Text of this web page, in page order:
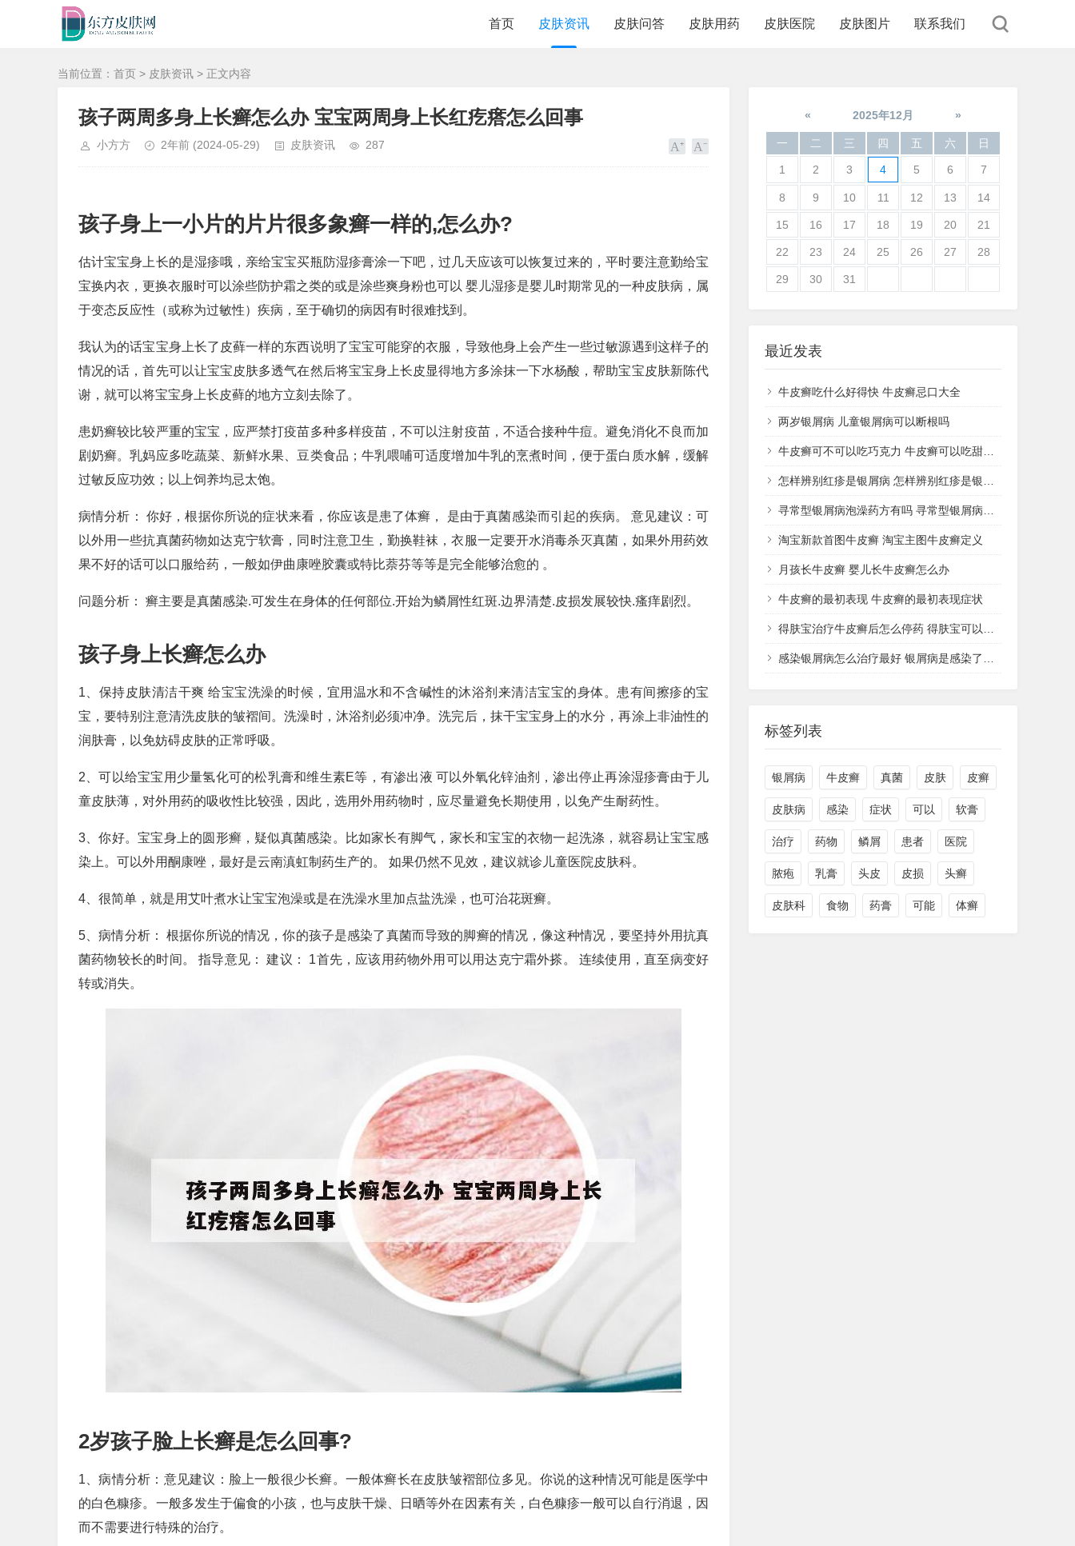
首页 皮肤资讯 皮肤问答 皮肤用药 皮肤医院 皮肤图片 联系我们
当前位置： 首页 > 皮肤资讯 > 正文内容
孩子两周多身上长癣怎么办 宝宝两周身上长红疙瘩怎么回事
小方方 2年前 (2024-05-29) 皮肤资讯 287
孩子身上一小片的片片很多象癣一样的,怎么办?
估计宝宝身上长的是湿疹哦，亲给宝宝买瓶防湿疹膏涂一下吧，过几天应该可以恢复过来的，平时要注意勤给宝
宝换内衣，更换衣服时可以涂些防护霜之类的或是涂些爽身粉也可以 婴儿湿疹是婴儿时期常见的一种皮肤病，属
于变态反应性（或称为过敏性）疾病，至于确切的病因有时很难找到。
我认为的话宝宝身上长了皮藓一样的东西说明了宝宝可能穿的衣服，导致他身上会产生一些过敏源遇到这样子的
情况的话，首先可以让宝宝皮肤多透气在然后将宝宝身上长皮显得地方多涂抹一下水杨酸，帮助宝宝皮肤新陈代
谢，就可以将宝宝身上长皮藓的地方立刻去除了。
患奶癣较比较严重的宝宝，应严禁打疫苗多种多样疫苗，不可以注射疫苗，不适合接种牛痘。避免消化不良而加
剧奶癣。乳妈应多吃蔬菜、新鲜水果、豆类食品；牛乳喂哺可适度增加牛乳的烹煮时间，便于蛋白质水解，缓解
过敏反应功效；以上饲养均忌太饱。
病情分析： 你好，根据你所说的症状来看，你应该是患了体癣， 是由于真菌感染而引起的疾病。 意见建议：可
以外用一些抗真菌药物如达克宁软膏，同时注意卫生，勤换鞋袜，衣服一定要开水消毒杀灭真菌，如果外用药效
果不好的话可以口服给药，一般如伊曲康唑胶囊或特比萘芬等等是完全能够治愈的 。
问题分析： 癣主要是真菌感染.可发生在身体的任何部位.开始为鳞屑性红斑.边界清楚.皮损发展较快.瘙痒剧烈。
孩子身上长癣怎么办
1、保持皮肤清洁干爽 给宝宝洗澡的时候，宜用温水和不含碱性的沐浴剂来清洁宝宝的身体。患有间擦疹的宝
宝，要特别注意清洗皮肤的皱褶间。洗澡时，沐浴剂必须冲净。洗完后，抹干宝宝身上的水分，再涂上非油性的
润肤膏，以免妨碍皮肤的正常呼吸。
2、可以给宝宝用少量氢化可的松乳膏和维生素E等，有渗出液 可以外氧化锌油剂，渗出停止再涂湿疹膏由于儿
童皮肤薄，对外用药的吸收性比较强，因此，选用外用药物时，应尽量避免长期使用，以免产生耐药性。
3、你好。宝宝身上的圆形癣，疑似真菌感染。比如家长有脚气，家长和宝宝的衣物一起洗涤，就容易让宝宝感
染上。可以外用酮康唑，最好是云南滇虹制药生产的。 如果仍然不见效，建议就诊儿童医院皮肤科。
4、很简单，就是用艾叶煮水让宝宝泡澡或是在洗澡水里加点盐洗澡，也可治花斑癣。
5、病情分析： 根据你所说的情况，你的孩子是感染了真菌而导致的脚癣的情况，像这种情况，要坚持外用抗真
菌药物较长的时间。 指导意见： 建议： 1首先，应该用药物外用可以用达克宁霜外搽。 连续使用，直至病变好
转或消失。
2岁孩子脸上长癣是怎么回事?
1、病情分析：意见建议：脸上一般很少长癣。一般体癣长在皮肤皱褶部位多见。你说的这种情况可能是医学中
的白色糠疹。一般多发生于偏食的小孩，也与皮肤干燥、日晒等外在因素有关，白色糠疹一般可以自行消退，因
而不需要进行特殊的治疗。
« 2025年12月 »
一 二 三 四 五 六 日
1 2 3 4 5 6 7
8 9 10 11 12 13 14
15 16 17 18 19 20 21
22 23 24 25 26 27 28
29 30 31
最近发表
牛皮癣吃什么好得快 牛皮癣忌口大全
两岁银屑病 儿童银屑病可以断根吗
牛皮癣可不可以吃巧克力 牛皮癣可以吃甜品吗
怎样辨别红疹是银屑病 怎样辨别红疹是银屑病还是湿疹
寻常型银屑病泡澡药方有吗 寻常型银屑病用什么药洗
淘宝新款首图牛皮癣 淘宝主图牛皮癣定义
月孩长牛皮癣 婴儿长牛皮癣怎么办
牛皮癣的最初表现 牛皮癣的最初表现症状
得肤宝治疗牛皮癣后怎么停药 得肤宝可以治疗湿疹吗
感染银屑病怎么治疗最好 银屑病是感染了什么病菌
标签列表
银屑病 牛皮癣 真菌 皮肤 皮癣
皮肤病 感染 症状 可以 软膏
治疗 药物 鳞屑 患者 医院
脓疱 乳膏 头皮 皮损 头癣
皮肤科 食物 药膏 可能 体癣